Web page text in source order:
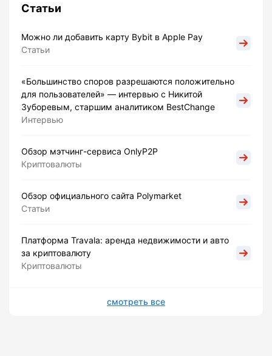
Статьи
Можно ли добавить карту Bybit в Apple Pay
Статьи
«Большинство споров разрешаются положительно
для пользователей» — интервью с Никитой
Зуборевым, старшим аналитиком BestChange
Интервью
Обзор мэтчинг-сервиса OnlyP2P
Криптовалюты
Обзор официального сайта Polymarket
Статьи
Платформа Travala: аренда недвижимости и авто
за криптовалюту
Криптовалюты
смотреть все